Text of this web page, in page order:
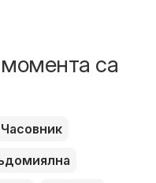
са
Часовник